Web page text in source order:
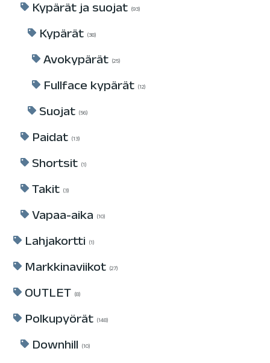
Kypärät ja suojat 93
Kypärät 38
Avokypärät 25
Fullface kypärät 12
Suojat 56
Paidat 13
Shortsit 1
Takit 3
Vapaa-aika 10
Lahjakortti 1
Markkinaviikot 27
OUTLET 8
Polkupyörät 148
Downhill 10